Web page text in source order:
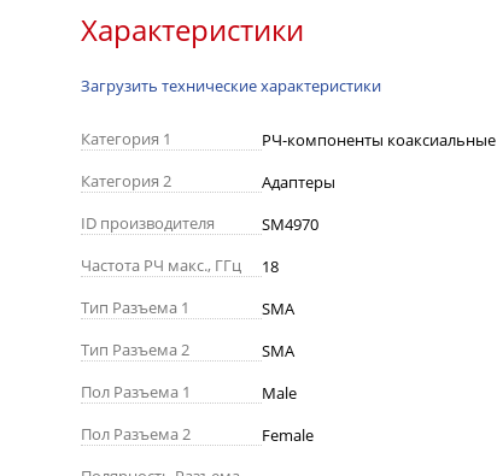
Характеристики
Загрузить технические характеристики
Категория 1
РЧ-компоненты коаксиальные
Категория 2
Адаптеры
ID производителя
SM4970
Частота РЧ макс., ГГц
18
Тип Разъема 1
SMA
Тип Разъема 2
SMA
Пол Разъема 1
Male
Пол Разъема 2
Female